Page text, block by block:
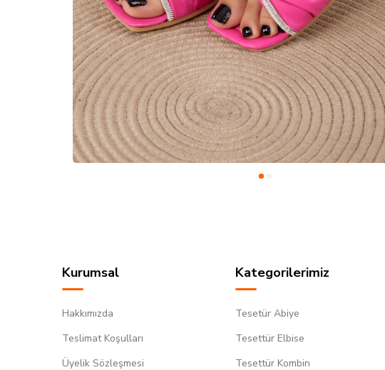
Kurumsal
Hakkımızda
Teslimat Koşulları
Üyelik Sözleşmesi
Kategorilerimiz
Tesetür Abiye
Tesettür Elbise
Tesettür Kombin